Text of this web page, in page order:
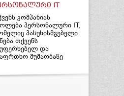
IT
კომპანიას
პერსონალური IT,
პასუხისმგებელი
თქვენს
და
მუშაობაზე